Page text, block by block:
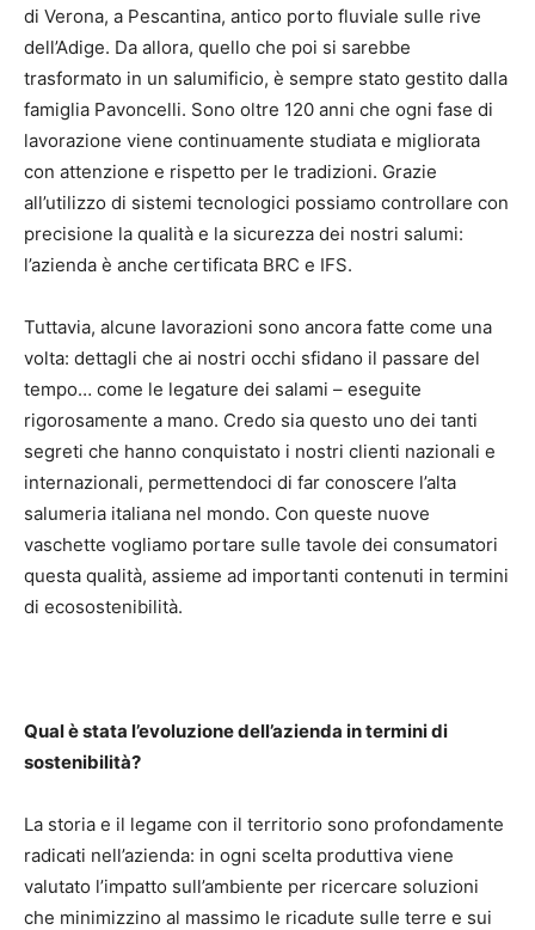
di Verona, a Pescantina, antico porto fluviale sulle rive
dell’Adige. Da allora, quello che poi si sarebbe
trasformato in un salumificio, è sempre stato gestito dalla
famiglia Pavoncelli. Sono oltre 120 anni che ogni fase di
lavorazione viene continuamente studiata e migliorata
con attenzione e rispetto per le tradizioni. Grazie
all’utilizzo di sistemi tecnologici possiamo controllare con
precisione la qualità e la sicurezza dei nostri salumi:
l’azienda è anche certificata BRC e IFS.
Tuttavia, alcune lavorazioni sono ancora fatte come una
volta: dettagli che ai nostri occhi sfidano il passare del
tempo… come le legature dei salami – eseguite
rigorosamente a mano. Credo sia questo uno dei tanti
segreti che hanno conquistato i nostri clienti nazionali e
internazionali, permettendoci di far conoscere l’alta
salumeria italiana nel mondo. Con queste nuove
vaschette vogliamo portare sulle tavole dei consumatori
questa qualità, assieme ad importanti contenuti in termini
di ecosostenibilità.
Qual è stata l’evoluzione dell’azienda in termini di
sostenibilità?
La storia e il legame con il territorio sono profondamente
radicati nell’azienda: in ogni scelta produttiva viene
valutato l’impatto sull’ambiente per ricercare soluzioni
che minimizzino al massimo le ricadute sulle terre e sui